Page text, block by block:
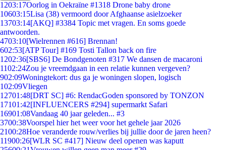
1203:17Oorlog in Oekraïne #1318 Drone baby drone
10603:15Lisa (38) vermoord door Afghaanse asielzoeker
13703:14[AKQ] #3384 Topic met vragen. En soms goede
antwoorden.
4703:10[Wielrennen #616] Brennan!
602:53[ATP Tour] #169 Tosti Tallon back on fire
1202:36[SBS6] De Bondgenoten #317 We dansen de macaroni
1102:24Zou je vreemdgaan in een relatie kunnen vergeven?
902:09Woningtekort: dus ga je woningen slopen, logisch
102:09Vliegen
12701:48[DRT SC] #6: RendacGoden sponsored by TONZON
17101:42[INFLUENCERS #294] supermarkt Safari
16901:08Vandaag 40 jaar geleden... #3
3700:38Voorspel hier het weer voor het gehele jaar 2026
2100:28Hoe veranderde rouw/verlies bij jullie door de jaren heen?
11900:26[WLR SC #417] Nieuw deel openen was kaputt